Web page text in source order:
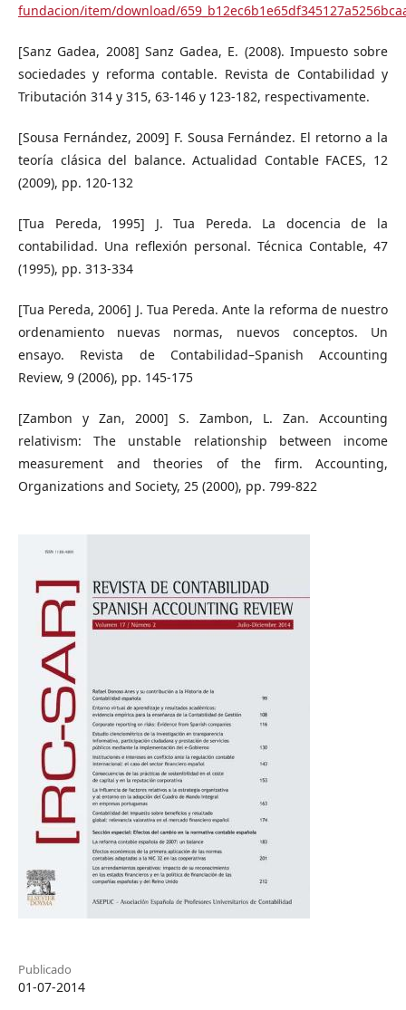
fundacion/item/download/
[Sanz Gadea, 2008] Sanz Gadea, E. (2008). Impuesto sobre
sociedades y reforma contable. Revista de Contabilidad y
Tributación 314 y 315, 63-146 y 123-182, respectivamente.
[Sousa Fernández, 2009] F. Sousa Fernández. El retorno a la
teoría clásica del balance. Actualidad Contable FACES, 12
(2009), pp. 120-132
[Tua Pereda, 1995] J. Tua Pereda. La docencia de la
contabilidad. Una reflexión personal. Técnica Contable, 47
(1995), pp. 313-334
[Tua Pereda, 2006] J. Tua Pereda. Ante la reforma de nuestro
ordenamiento nuevas normas, nuevos conceptos. Un
ensayo. Revista de Contabilidad–Spanish Accounting
Review, 9 (2006), pp. 145-175
[Zambon y Zan, 2000] S. Zambon, L. Zan. Accounting
relativism: The unstable relationship between income
measurement and theories of the firm. Accounting,
Organizations and Society, 25 (2000), pp. 799-822
Publicado
01-07-2014